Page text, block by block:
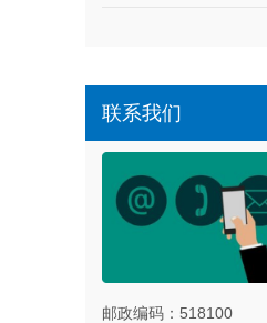
联系我们
邮政编码：518100